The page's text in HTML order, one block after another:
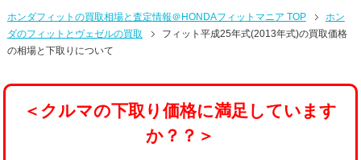
ホンダフィットの買取相場と査定情報＠HONDAフィットマニア TOP
ホン
ダのフィットとヴェゼルの買取
フィット平成25年式(2013年式)の買取価格
の相場と下取りについて
＜クルマの下取り価格に満足しています
か？？＞